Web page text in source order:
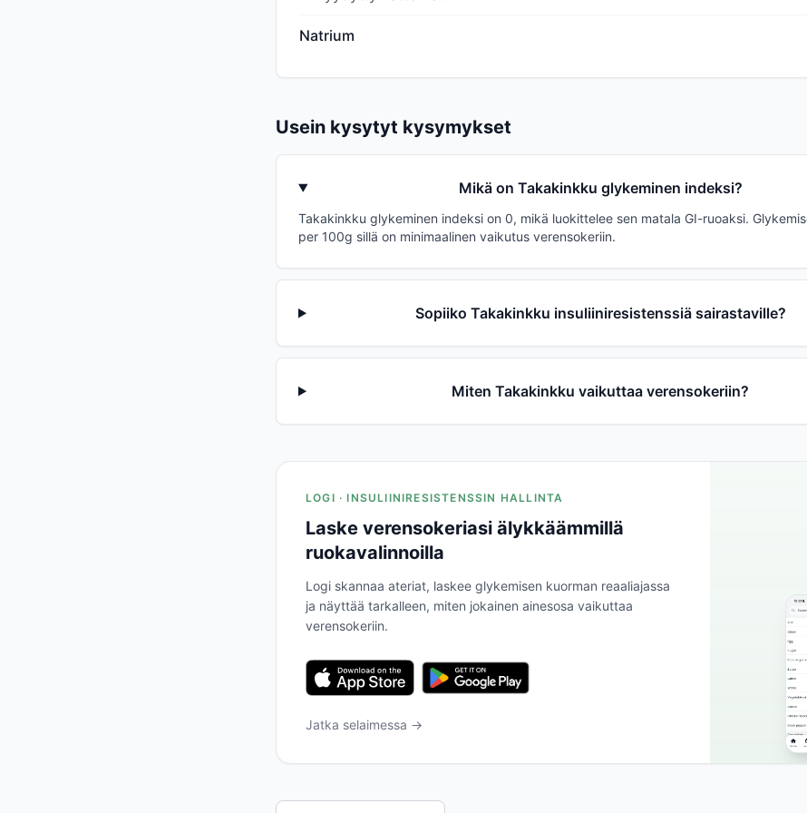
Natrium
Usein kysytyt kysymykset
Mikä on Takakinkku glykeminen indeksi?
Takakinkku glykeminen indeksi on 0, mikä luokittelee sen matala GI-ruoaksi.
per 100g sillä on minimaalinen vaikutus verensokeriin.
Sopiiko Takakinkku insuliiniresistenssiä sairastaville?
Miten Takakinkku vaikuttaa verensokeriin?
LOGI · INSULIINIRESISTENSSIN HALLINTA
Laske verensokeriasi älykkäämmillä
ruokavalinnoilla
Logi skannaa ateriat, laskee glykemisen kuorman reaaliajassa
ja näyttää tarkalleen, miten jokainen ainesosa vaikuttaa
verensokeriin.
Jatka selaimessa →